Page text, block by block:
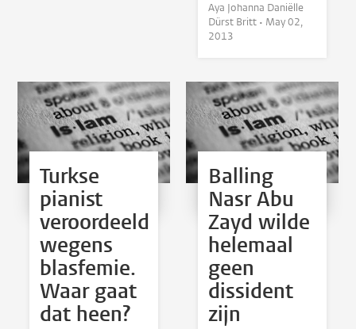
Aya Johanna Daniëlle
Dürst Britt • May 02,
2013
Turkse
pianist
veroordeeld
wegens
blasfemie.
Waar gaat
dat heen?
Balling
Nasr Abu
Zayd wilde
helemaal
geen
dissident
zijn